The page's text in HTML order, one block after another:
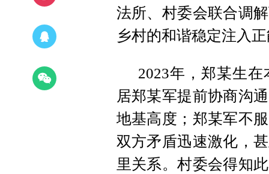
法所、村委会联合调
乡村的和谐稳定注入
2023年，郑某生
居郑某军提前协商沟
地基高度；郑某军不
双方矛盾迅速激化，
里关系。村委会得知